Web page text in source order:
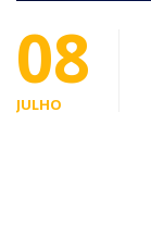
08
JULHO